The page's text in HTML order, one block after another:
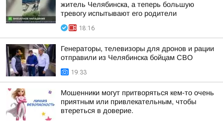
житель Челябинска, а теперь большую
тревогу испытывают его родители
18:16
Генераторы, телевизоры для дронов и рации
отправили из Челябинска бойцам СВО
19:33
Мошенники могут притворяться кем-то очень
приятным или привлекательным, чтобы
втереться в доверие.